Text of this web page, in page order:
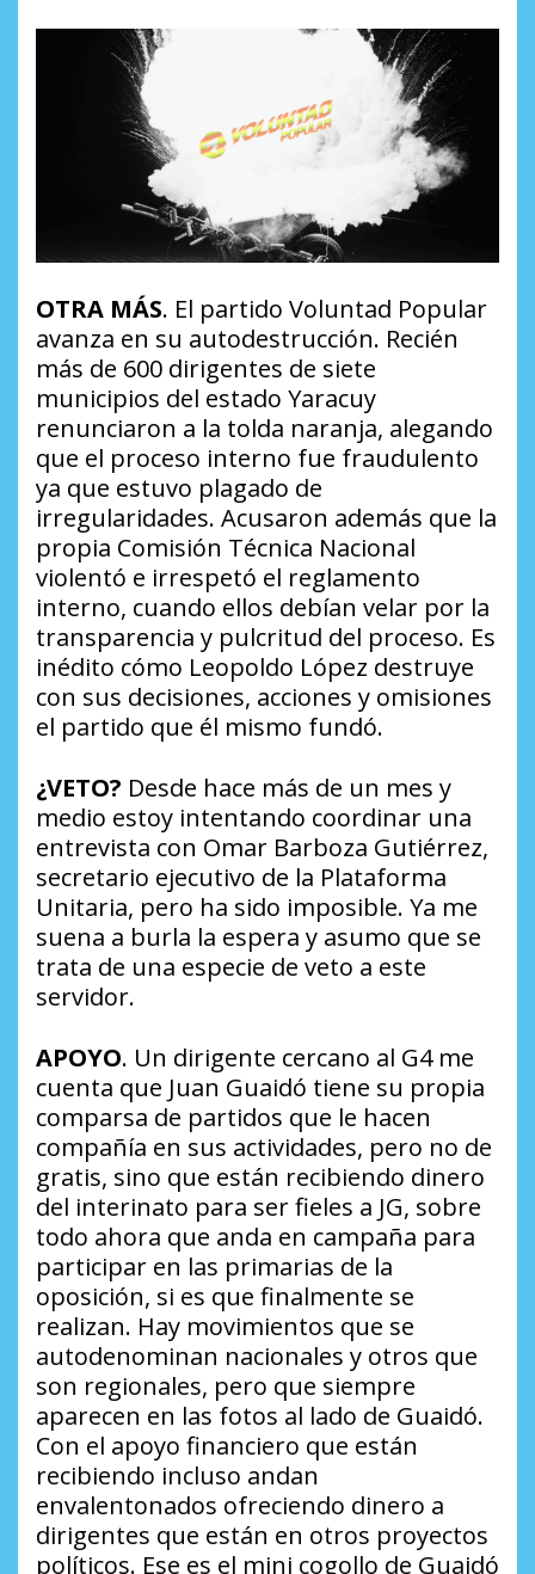
OTRA MÁS. El partido Voluntad Popular
avanza en su autodestrucción. Recién
más de 600 dirigentes de siete
municipios del estado Yaracuy
renunciaron a la tolda naranja, alegando
que el proceso interno fue fraudulento
ya que estuvo plagado de
irregularidades. Acusaron además que la
propia Comisión Técnica Nacional
violentó e irrespetó el reglamento
interno, cuando ellos debían velar por la
transparencia y pulcritud del proceso. Es
inédito cómo Leopoldo López destruye
con sus decisiones, acciones y omisiones
el partido que él mismo fundó.
¿VETO? Desde hace más de un mes y
medio estoy intentando coordinar una
entrevista con Omar Barboza Gutiérrez,
secretario ejecutivo de la Plataforma
Unitaria, pero ha sido imposible. Ya me
suena a burla la espera y asumo que se
trata de una especie de veto a este
servidor.
APOYO. Un dirigente cercano al G4 me
cuenta que Juan Guaidó tiene su propia
comparsa de partidos que le hacen
compañía en sus actividades, pero no de
gratis, sino que están recibiendo dinero
del interinato para ser fieles a JG, sobre
todo ahora que anda en campaña para
participar en las primarias de la
oposición, si es que finalmente se
realizan. Hay movimientos que se
autodenominan nacionales y otros que
son regionales, pero que siempre
aparecen en las fotos al lado de Guaidó.
Con el apoyo financiero que están
recibiendo incluso andan
envalentonados ofreciendo dinero a
dirigentes que están en otros proyectos
políticos. Ese es el mini cogollo de Guaidó